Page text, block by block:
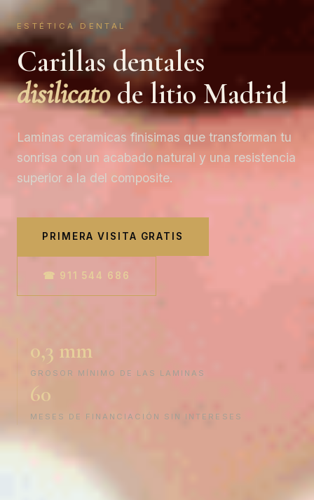
ESTÉTICA DENTAL
Carillas dentales
disilicatode litio Madrid
Laminas ceramicas finisimas que transforman tu
sonrisa con un acabado natural y una resistencia
superior a la del composite.
PRIMERA VISITA GRATIS
☎ 911 544 686
0,3 mm
GROSOR MÍNIMO DE LAS LAMINAS
60
MESES DE FINANCIACIÓN SIN INTERESES